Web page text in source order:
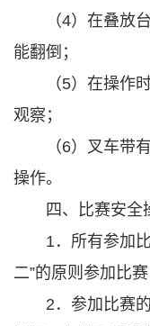
（4）在叠放
能翻倒；
（5）在操作
观察；
（6）叉车带
操作。
四、比赛安全
1．所有参加
二”的原则参加比赛
2．参加比赛